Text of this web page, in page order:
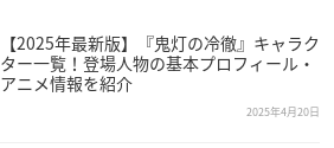
【2025年最新版】『鬼灯の冷徹』キャラク
ター一覧！登場人物の基本プロフィール・
アニメ情報を紹介
2025年4月20日